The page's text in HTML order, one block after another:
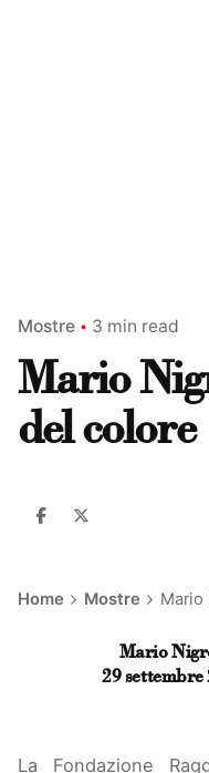
Mostre 3 min read
Mario
del colore
Home Mostre Mario
Mario
29 settembre
La Fondazione